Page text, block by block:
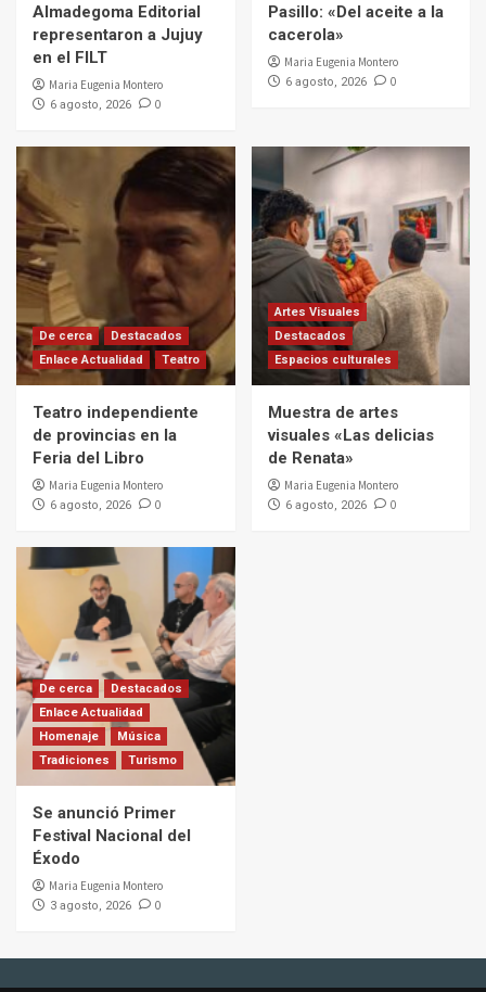
Almadegoma Editorial
representaron a Jujuy
en el FILT
Maria Eugenia Montero
6 agosto, 2026 0
Pasillo: «Del aceite a la
cacerola»
Maria Eugenia Montero
6 agosto, 2026 0
De cerca
Destacados
Enlace Actualidad
Teatro
Teatro independiente
de provincias en la
Feria del Libro
Maria Eugenia Montero
6 agosto, 2026 0
Artes Visuales
Destacados
Espacios culturales
Muestra de artes
visuales «Las delicias
de Renata»
Maria Eugenia Montero
6 agosto, 2026 0
De cerca
Destacados
Enlace Actualidad
Homenaje
Música
Tradiciones
Turismo
Se anunció Primer
Festival Nacional del
Éxodo
Maria Eugenia Montero
3 agosto, 2026 0